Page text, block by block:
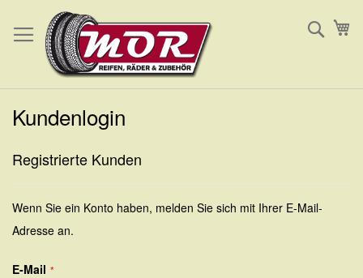
zum
Kundenlogin
Registrierte Kunden
Wenn Sie ein Konto haben, melden Sie sich mit Ihrer E-Mail-
Adresse an.
E-Mail